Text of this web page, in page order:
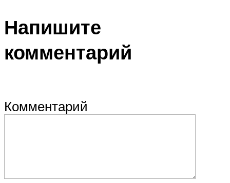
Напишите
комментарий
Комментарий